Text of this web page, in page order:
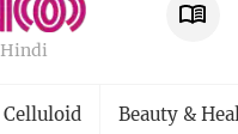
Hindi
Celluloid Beauty &